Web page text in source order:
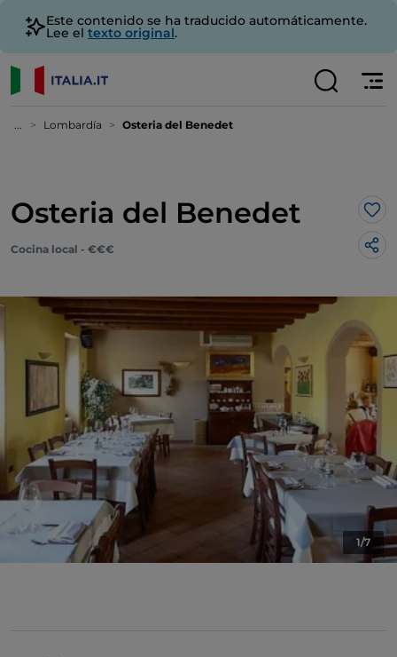
Este contenido se ha traducido automáticamente.
Lee el texto original.
... Lombardía Osteria del Benedet
Osteria del Benedet Me
Cocina local - €€€
1/7